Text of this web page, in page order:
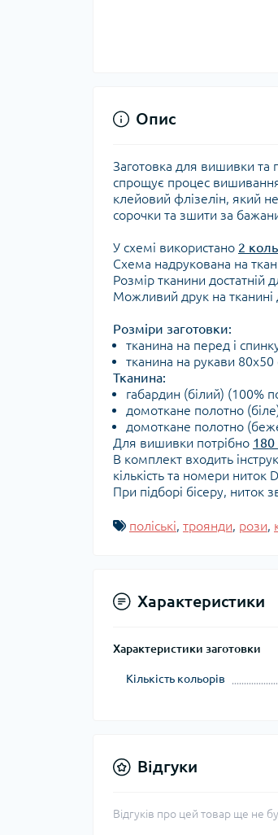
Опис
Заготовка для вишивки та
спрощує процес
клейовий флізелін, який
сорочки та зшити за
У схемі використано 2
Схема надрукована на
Розмір тканини
Можливий друк на тканині
Розміри заготовки:
тканина на перед і
тканина на рукави 80х50
Тканина:
габардин (білий) (100%
домоткане полотно
домоткане полотно
Для вишивки потрібно 180
В комплект входить
кількість та номери ниток
При підборі бісеру, ниток
поліські, троянди, рози,
Характеристики
Характеристики заготовки
Кількість кольорів
Відгуки
Відгуків про цей товар ще не